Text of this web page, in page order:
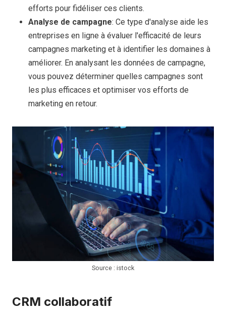
efforts pour fidéliser ces clients.
Analyse de campagne: Ce type d'analyse aide les
entreprises en ligne à évaluer l'efficacité de leurs
campagnes marketing et à identifier les domaines à
améliorer. En analysant les données de campagne,
vous pouvez déterminer quelles campagnes sont
les plus efficaces et optimiser vos efforts de
marketing en retour.
Source : istock
CRM collaboratif